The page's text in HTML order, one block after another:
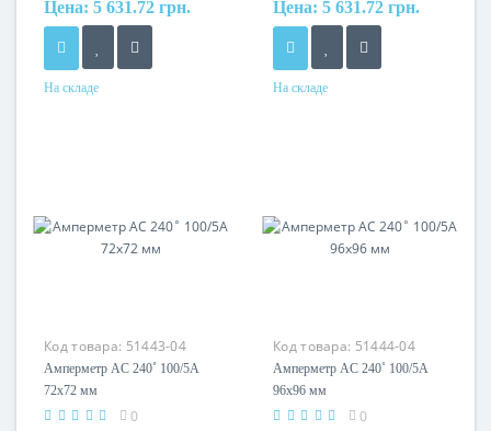
Цена: 5 631.72 грн.
На складе
Цена: 5 631.72 грн.
На складе
Код товара: 51443-04
Амперметр AC 240˚ 100/5A
72x72 мм
0
Код товара: 51444-04
Амперметр AC 240˚ 100/5A
96x96 мм
0